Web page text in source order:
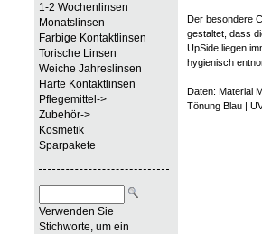
1-2 Wochenlinsen
Monatslinsen
Farbige Kontaktlinsen
Torische Linsen
Weiche Jahreslinsen
Harte Kontaktlinsen
Pflegemittel->
Zubehör->
Kosmetik
Sparpakete
Verwenden Sie
Stichworte, um ein
Der besondere
gestaltet, dass
UpSide liegen
hygienisch
Daten: Material
Tönung Blau |